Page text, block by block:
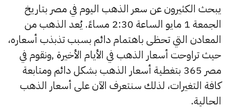
يبحث الكثيرون عن سعر الذهب اليوم في مصر بتاريخ
الجمعة 1 مايو الساعة 2:30 مساءً. يُعد الذهب من
المعادن التي تحظى باهتمام دائم بسبب تذبذب أسعاره،
حيث تراوحت أسعار الذهب في الأيام الأخيرة ,ونقوم في
مصر 365 بتغطية أسعار الذهب بشكل دائم ومتابعة
كافة التغيرات، لذلك سنتعرف الآن على أسعار الذهب
الحالية.